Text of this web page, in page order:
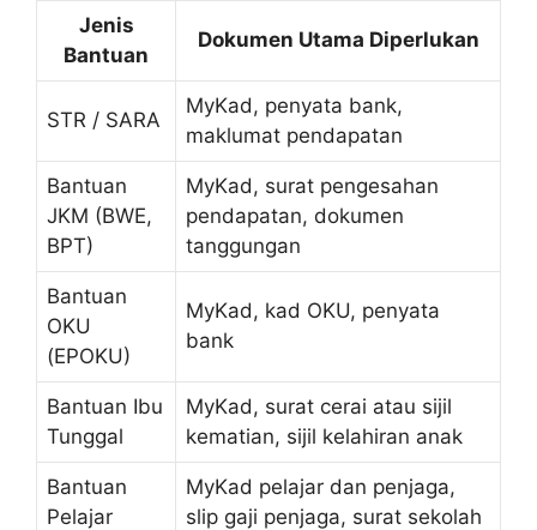
Jenis
Bantuan
Dokumen Utama Diperlukan
STR / SARA
MyKad, penyata bank,
maklumat pendapatan
Bantuan
JKM (BWE,
BPT)
MyKad, surat pengesahan
pendapatan, dokumen
tanggungan
Bantuan
OKU
(EPOKU)
MyKad, kad OKU, penyata
bank
Bantuan Ibu
Tunggal
MyKad, surat cerai atau sijil
kematian, sijil kelahiran anak
Bantuan
Pelajar
MyKad pelajar dan penjaga,
slip gaji penjaga, surat sekolah